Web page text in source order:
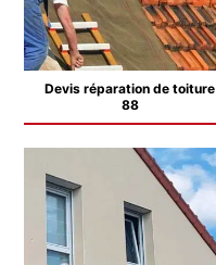
Devis réparation de toiture
88